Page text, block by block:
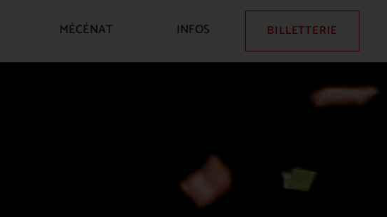
MÉCÉNAT INFOS BILLETTERIE